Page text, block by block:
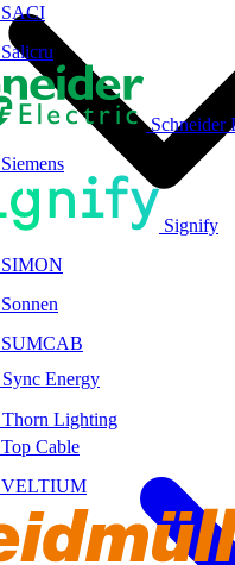
SACI
Salicru
Schneider
Siemens
Signify
SIMON
Sonnen
SUMCAB
Sync Energy
Thorn Lighting
Top Cable
VELTIUM